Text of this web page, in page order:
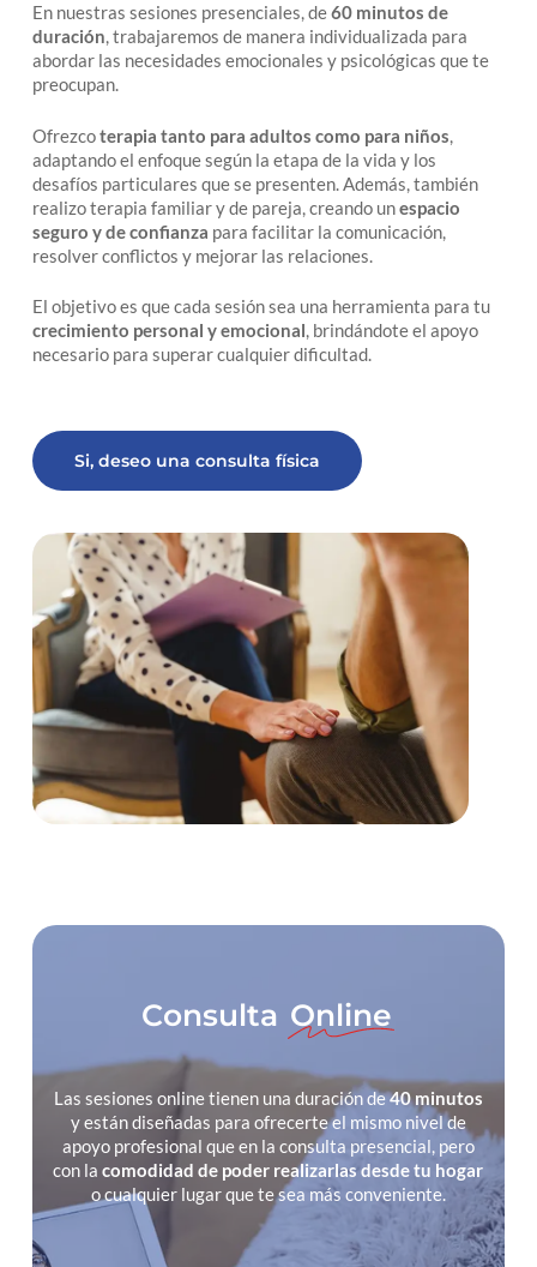
En nuestras sesiones presenciales, de60 minutos de
duración, trabajaremos de manera individualizada para
abordar las necesidades emocionales y psicológicas que te
preocupan.
Ofrezcoterapia tanto para adultos como para niños,
adaptando el enfoque según la etapa de la vida y los
desafíos particulares que se presenten. Además, también
realizo terapia familiar y de pareja, creando unespacio
seguro y de confianza para facilitar la comunicación,
resolver conflictos y mejorar las relaciones.
El objetivo es que cada sesión sea una herramienta para tu
crecimiento personal y emocional, brindándote el apoyo
necesario para superar cualquier dificultad.
Si, deseo una consulta física
Consulta Online
Las sesiones online tienen una duración de40 minutos
y están diseñadas para ofrecerte el mismo nivel de
apoyo profesional que en la consulta presencial, pero
con lacomodidad de poder realizarlas desde tu hogar
o cualquier lugar que te sea más conveniente.